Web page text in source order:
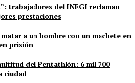
trabajadores del INEGI reclaman
prestaciones
a un hombre con un machete en
prisión
del Pentathlón: 6 mil 700
ciudad